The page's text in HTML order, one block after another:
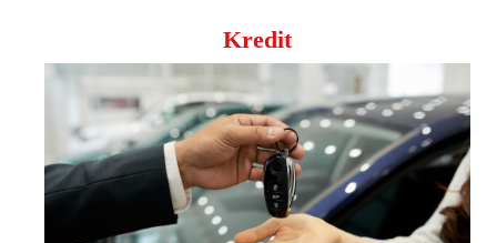
Kredit